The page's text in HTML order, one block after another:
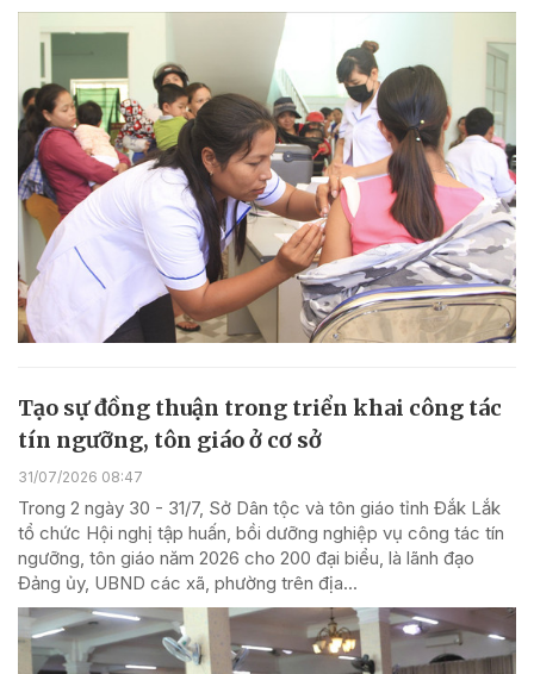
Tạo sự đồng thuận trong triển khai công tác
tín ngưỡng, tôn giáo ở cơ sở
31/07/2026 08:47
Trong 2 ngày 30 - 31/7, Sở Dân tộc và tôn giáo tỉnh Đắk Lắk
tổ chức Hội nghị tập huấn, bồi dưỡng nghiệp vụ công tác tín
ngưỡng, tôn giáo năm 2026 cho 200 đại biểu, là lãnh đạo
Đảng ủy, UBND các xã, phường trên địa...